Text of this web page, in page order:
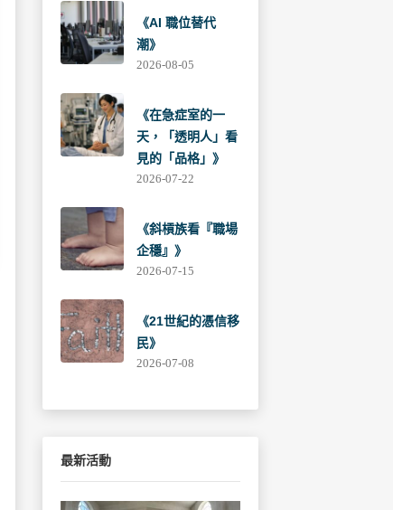
《AI 職位替代
潮》
2026-08-05
《在急症室的一
天，「透明人」看
見的「品格」》
2026-07-22
《斜槓族看『職場
企穩』》
2026-07-15
《21世紀的憑信移
民》
2026-07-08
最新活動